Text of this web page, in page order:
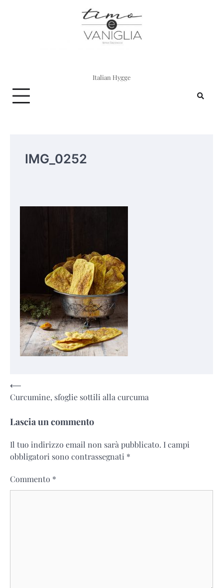
Italian Hygge
IMG_0252
Navigazione
articoli
⟵
Curcumine, sfoglie sottili alla curcuma
Lascia un commento
Il tuo indirizzo email non sarà pubblicato. I campi
obbligatori sono contrassegnati *
Commento *